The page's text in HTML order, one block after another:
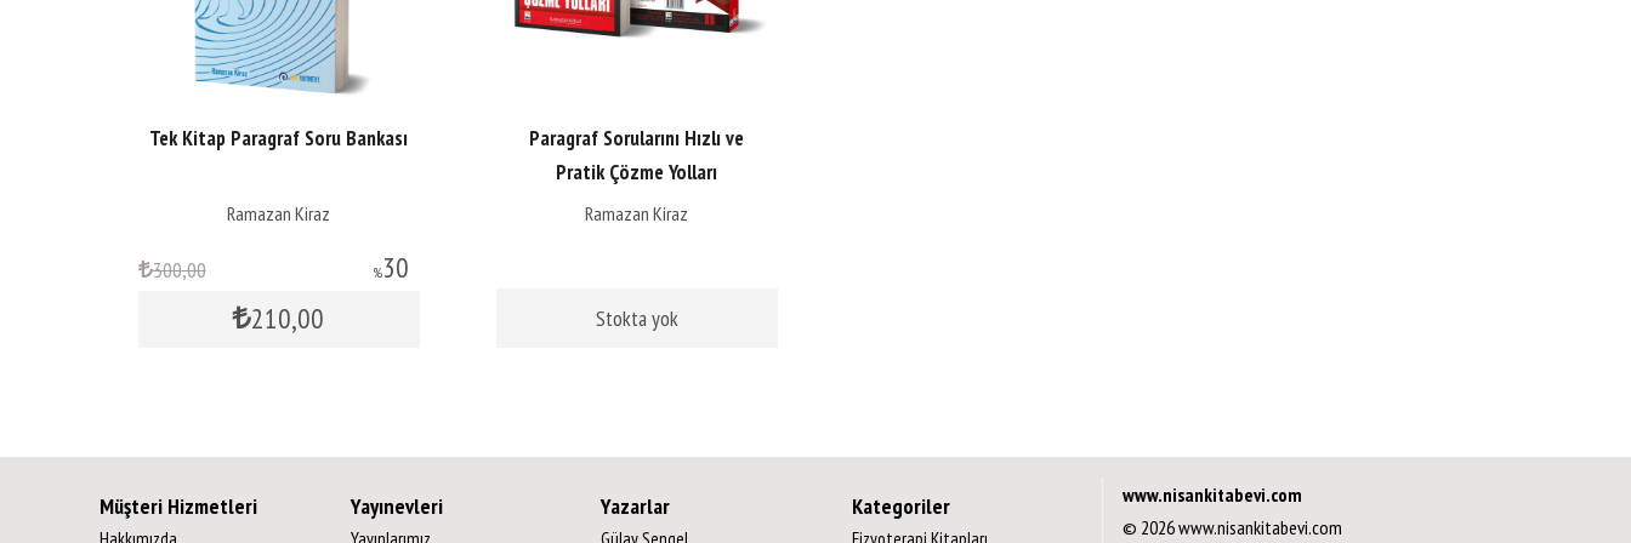
Tek Kitap Paragraf Soru Bankası
Ramazan Kiraz
%30
300,00
210,00
Paragraf Sorularını Hızlı ve
Pratik Çözme Yolları
Ramazan Kiraz
Stokta yok
Müşteri Hizmetleri
Hakkımızda
Yayınevleri
Yayınlarımız
Yazarlar
Gülay Şengel
Kategoriler
Fizyoterapi Kitapları
www.nisankitabevi.com
© 2026 www.nisankitabevi.com